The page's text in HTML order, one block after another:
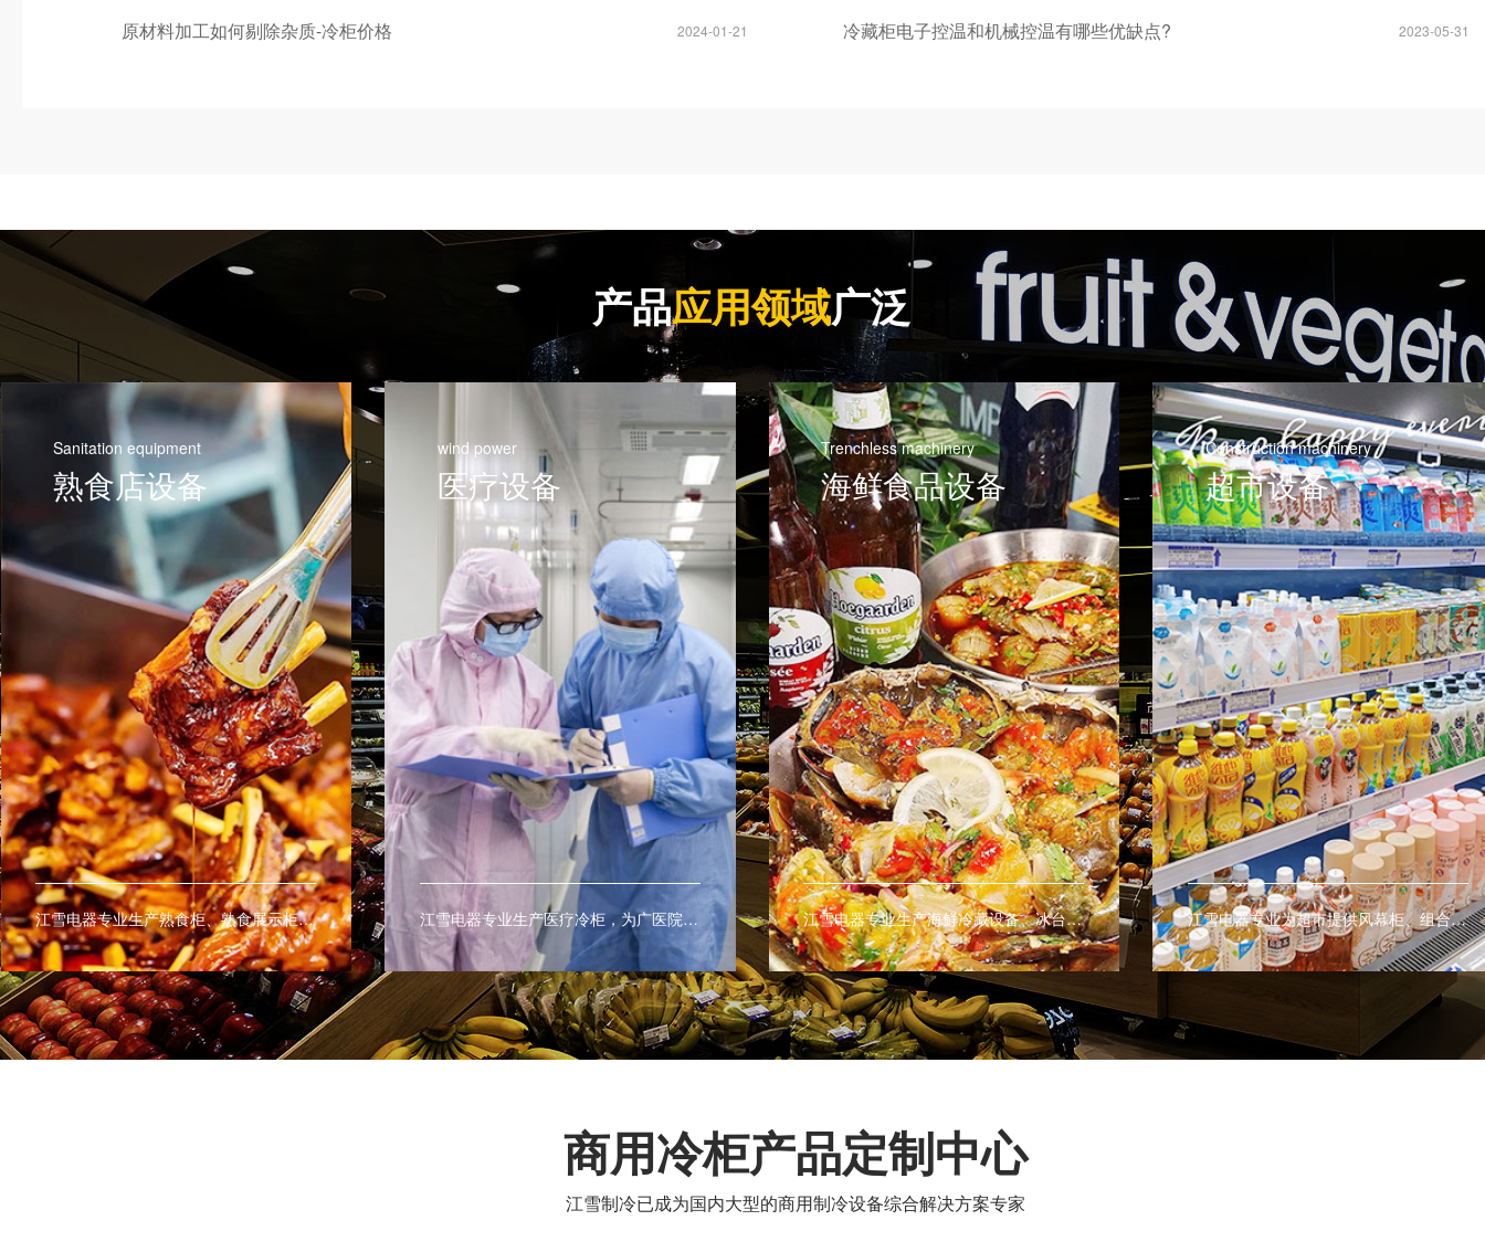
冷藏柜电子控温和机械控温有哪些优缺点? 2023-05-31
原材料加工如何剔除杂质-冷柜价格 2024-01-21
产品应用领域广泛
Sanitation equipment
熟食店设备
江雪电器专业生产熟食柜、熟食展示柜、熟食保鲜柜、热柜、等商用熟食设备。
wind power
医疗设备
江雪电器专业生产医疗冷柜，为广医院及医疗室提供药品及血液的最佳保存环境。
Trenchless machinery
海鲜食品设备
江雪电器专业生产海鲜冷藏设备、冰台等商用设备，让海鲜有更好的展示效果。
Construction machinery
超市设备
江雪电器专业为超市提供风幕柜、组合式岛柜、子母柜、多开门冷柜、冰台等商用制冷设备。
商用冷柜产品定制中心
江雪制冷已成为国内大型的商用制冷设备综合解决方案专家